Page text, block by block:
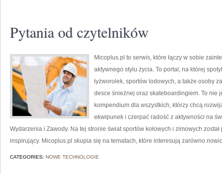
Pytania od czytelników
Micoplus.pl to serwis, które łączy w sobie
aktywnego stylu życia. To portal, na której
łyżworolek, sportów lodowych, a także osoby
desce śnieżnej oraz skateboardingiem. To nie
kompendium dla wszystkich, którzy chcą
ekwipunek i czerpać radość z aktywności na
Wydarzenia i Zawody. Na tej stronie świat sportów kołowych i zimowych
inspirujący. Micoplus.pl skupia się na tematach, które interesują zarówno
CATEGORIES: NOWE TECHNOLOGIE